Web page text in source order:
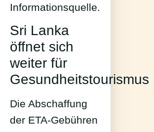
Informationsquelle.
Sri Lanka
öffnet sich
weiter für
Gesundheitstourismus
Die Abschaffung
der ETA-Gebühren